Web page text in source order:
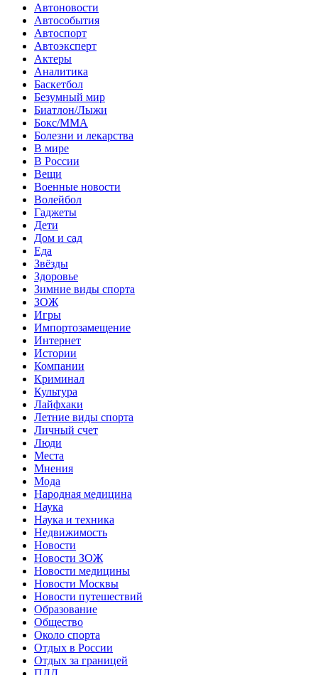
Автоновости
Автособытия
Автоспорт
Автоэксперт
Актеры
Аналитика
Баскетбол
Безумный мир
Биатлон/Лыжи
Бокс/MMA
Болезни и лекарства
В мире
В России
Вещи
Военные новости
Волейбол
Гаджеты
Дети
Дом и сад
Еда
Звёзды
Здоровье
Зимние виды спорта
ЗОЖ
Игры
Импортозамещение
Интернет
Истории
Компании
Криминал
Культура
Лайфхаки
Летние виды спорта
Личный счет
Люди
Места
Мнения
Мода
Народная медицина
Наука
Наука и техника
Недвижимость
Новости
Новости ЗОЖ
Новости медицины
Новости Москвы
Новости путешествий
Образование
Общество
Около спорта
Отдых в России
Отдых за границей